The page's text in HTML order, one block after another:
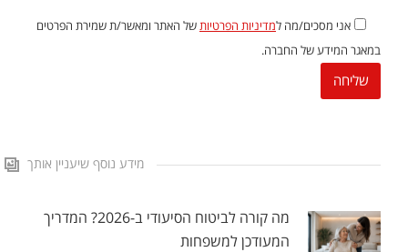
אני מסכים/מה למדיניות הפרטיותשל האתר ומאשר/ת שמירת הפרטים
במאגר המידע של החברה.
מידע נוסף שיעניין אותך
מה קורה לביטוח הסיעודי ב-2026? המדריך
המעודכן למשפחות